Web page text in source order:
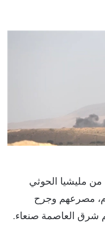
عن 30 عنصرا من مليشيا الحوثي
مصرعهم وجرح
شرق العاصمة صنعاء.